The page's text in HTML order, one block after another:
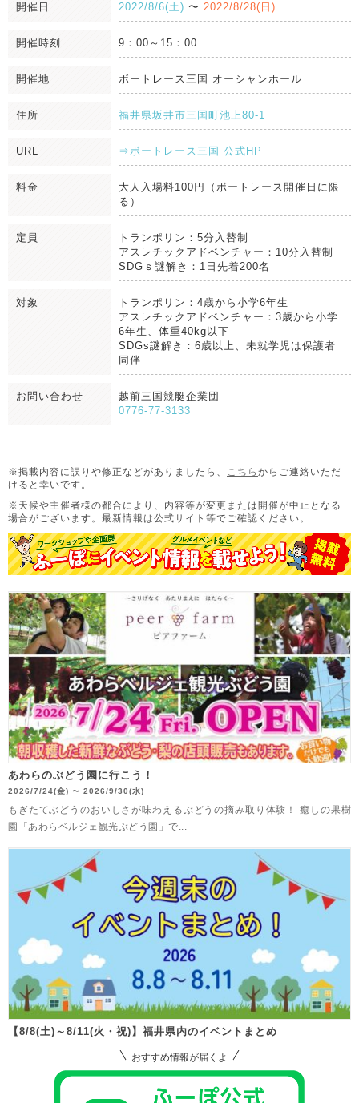
開催日 2022/8/6(土) 〜 2022/8/28(日)
開催時刻 9：00～15：00
開催地 ボートレース三国 オーシャンホール
住所 福井県坂井市三国町池上80-1
URL ⇒ボートレース三国 公式HP
料金
大人入場料100円（ボートレース開催日に限
る）
定員
トランポリン：5分入替制
アスレチックアドベンチャー：10分入替制
SDGｓ謎解き：1日先着200名
対象
トランポリン：4歳から小学6年生
アスレチックアドベンチャー：3歳から小学
6年生、体重40kg以下
SDGs謎解き：6歳以上、未就学児は保護者
同伴
お問い合わせ
越前三国競艇企業団
0776-77-3133
※掲載内容に誤りや修正などがありましたら、 こちら からご連絡いただ
けると幸いです。
※天候や主催者様の都合により、内容等が変更または開催が中止となる
場合がございます。 最新情報は公式サイト等でご確認ください。
あわらのぶどう園に行こう！
2026/7/24(金) 〜 2026/9/30(水)
もぎたてぶどうのおいしさが味わえるぶどうの摘み取り体験！ 癒しの果樹
園「あわらベルジェ観光ぶどう園」で...
【8/8(土)～8/11(火・祝)】福井県内のイベントまとめ
おすすめ情報が届くよ